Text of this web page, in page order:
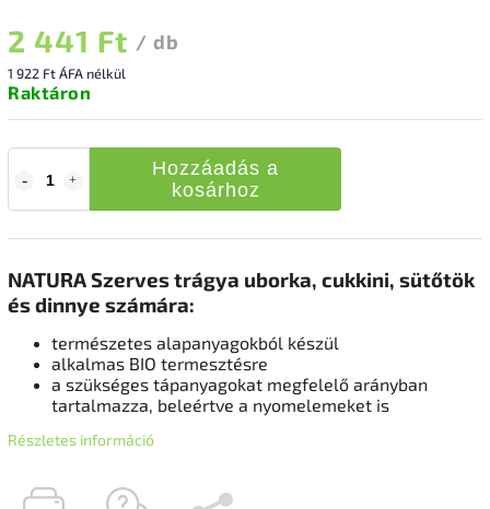
2 441 Ft / db
1 922 Ft ÁFA nélkül
Raktáron
Hozzáadás a
kosárhoz
NATURA Szerves trágya uborka, cukkini, sütőtök
és dinnye számára:
természetes alapanyagokból készül
alkalmas BIO termesztésre
a szükséges tápanyagokat megfelelő arányban
tartalmazza, beleértve a nyomelemeket is
Részletes információ